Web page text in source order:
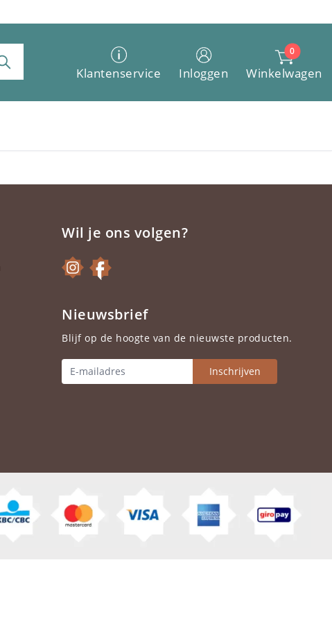
Klantenservice Inloggen
0
Winkelwagen
Wil je ons volgen?
Nieuwsbrief
Blijf op de hoogte van de nieuwste producten.
Inschrijven